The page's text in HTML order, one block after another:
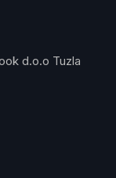
d.o.o Tuzla